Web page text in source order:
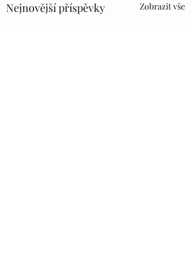
Nejnovější příspěvky Zobrazit vše